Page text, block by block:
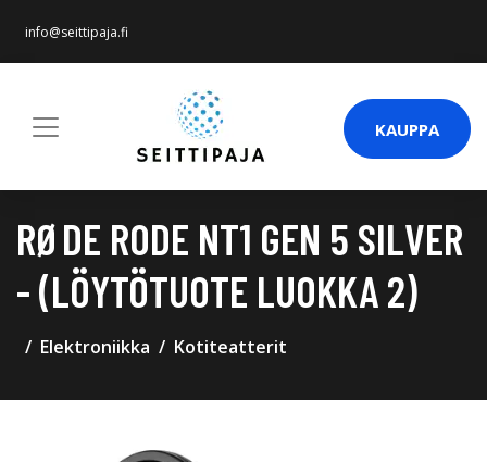
info@seittipaja.fi
KAUPPA
RØDE RODE NT1 GEN 5 SILVER
- (LÖYTÖTUOTE LUOKKA 2)
Elektroniikka Kotiteatterit